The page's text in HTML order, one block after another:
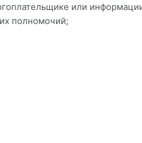
или
полномочий;